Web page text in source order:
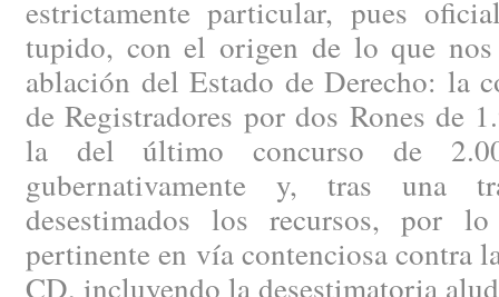
estrictamente particular, pues
tupido, con el origen de lo que nos
ablación del Estado de Derecho: la
de Registradores por dos Rones de
la del último concurso de
gubernativamente y, tras una
desestimados los recursos, por
pertinente en vía contenciosa contra
CD, incluyendo la desestimatoria